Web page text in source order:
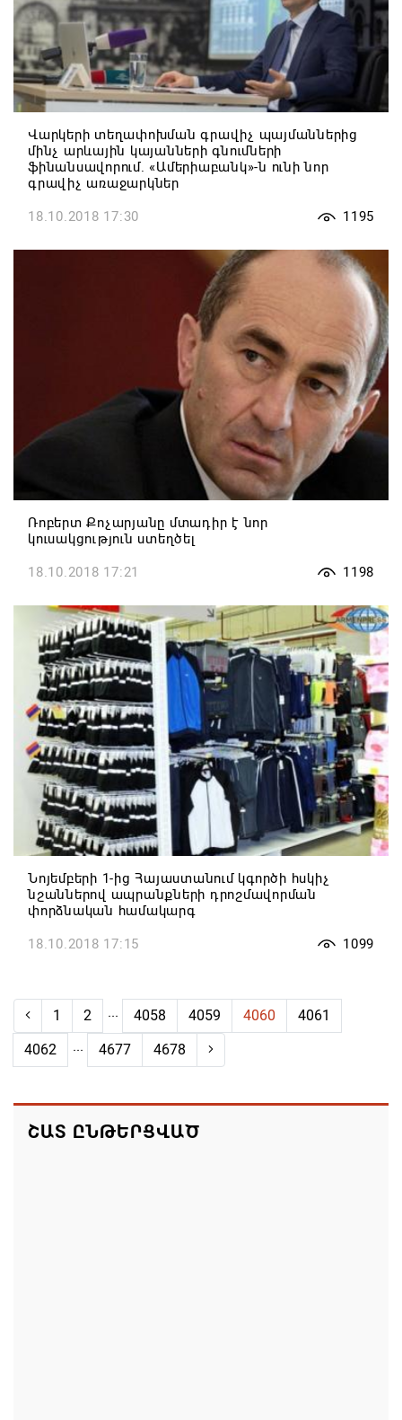
Վարկերի տեղափոխման գրավիչ պայմաններից
մինչ արևային կայանների գնումների
ֆինանսավորում. «Ամերիաբանկ»-ն ունի նոր
գրավիչ առաջարկներ
18.10.2018 17:30 1195
Ռոբերտ Քոչարյանը մտադիր է նոր
կուսակցություն ստեղծել
18.10.2018 17:21 1198
Նոյեմբերի 1-ից Հայաստանում կգործի հսկիչ
նշաններով ապրանքների դրոշմավորման
փորձնական համակարգ
18.10.2018 17:15 1099
1 2 ... 4058 4059 4060
4061
4062
... 4677 4678
ՇԱՏ ԸՆԹԵՐՑՎԱԾ